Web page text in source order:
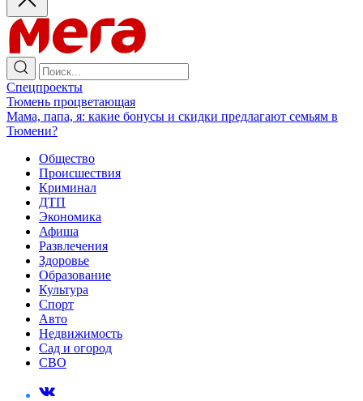
Спецпроекты
Тюмень процветающая
Мама, папа, я: какие бонусы и скидки предлагают семьям в
Тюмени?
Общество
Происшествия
Криминал
ДТП
Экономика
Афиша
Развлечения
Здоровье
Образование
Культура
Спорт
Авто
Недвижимость
Сад и огород
СВО